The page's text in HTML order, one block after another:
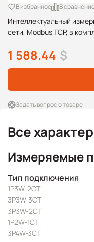
Интеллектуальный
сети, Modbus TCP, в
В избранное В
1 588.44 $
Задать вопрос о товаре
Все
Измеряемые
Тип подключения
1P3W-2CT
3P3W-3CT
3P3W-2CT
1P2W-1CT
3P4W-3CT